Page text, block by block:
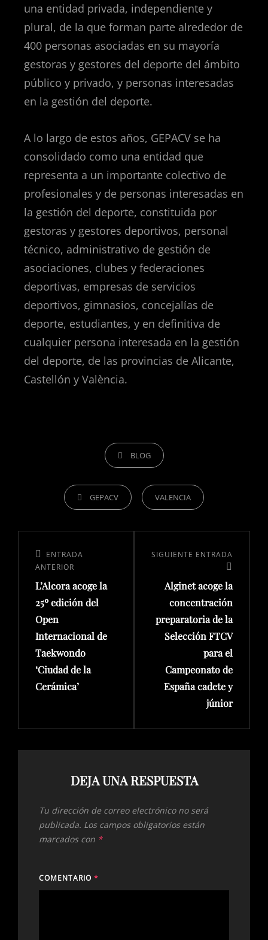
una entidad privada, independiente y
plural, de la que forman parte alrededor de
400 personas asociadas en su mayoría
gestoras y gestores del deporte del ámbito
público y privado, y personas interesadas
en la gestión del deporte.
A lo largo de estos años, GEPACV se ha
consolidado como una entidad que
representa a un importante colectivo de
profesionales y de personas interesadas en
la gestión del deporte, constituida por
gestoras y gestores deportivos, personal
técnico, administrativo de gestión de
asociaciones, clubes y federaciones
deportivas, empresas de servicios
deportivos, gimnasios, concejalías de
deporte, estudiantes, y en definitiva de
cualquier persona interesada en la gestión
del deporte, de las provincias de Alicante,
Castellón y València.
BLOG
GEPACV VALENCIA
ENTRADA
ANTERIOR
L’Alcora acoge la
25º edición del
Open
Internacional de
Taekwondo
‘Ciudad de la
Cerámica’
SIGUIENTE ENTRADA
Alginet acoge la
concentración
preparatoria de la
Selección FTCV
para el
Campeonato de
España cadete y
júnior
DEJA UNA RESPUESTA
Tu dirección de correo electrónico no será
publicada. Los campos obligatorios están
marcados con *
COMENTARIO *